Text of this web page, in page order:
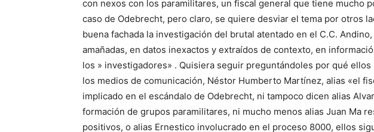
con nexos con los paramilitares, un fiscal general que tiene mucho
caso de Odebrecht, pero claro, se quiere desviar el tema por otros
buena fachada la investigación del brutal atentado en el C.C.
amañadas, en datos inexactos y extraídos de contexto, en
los » investigadores» . Quisiera seguir preguntándoles por qué
los medios de comunicación, Néstor Humberto Martínez, alias «el
implicado en el escándalo de Odebrecht, ni tampoco dicen alias
formación de grupos paramilitares, ni mucho menos alias Juan Ma
positivos, o alias Ernestico involucrado en el proceso 8000, ellos